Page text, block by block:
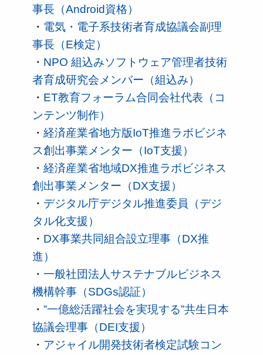
事長（Android資格）
・ 電気・電子系技術者育成協議会副理
事長（E検定）
・ NPO 組込みソフトウェア管理者技術
者育成研究会メンバー（組込み）
・ ET教育フォーラム合同会社代表（コ
ンテンツ制作）
・ 経済産業省地方版IoT推進ラボビジネ
ス創出事業メンター（IoT支援）
・ 経済産業省地域DX推進ラボビジネス
創出事業メンター（DX支援）
・ デジタル庁デジタル推進委員（デジ
タル化支援）
・ DX事業共同組合設立理事（DX推
進）
・ 一般社団法人サステナブルビジネス
機構幹事（SDGs認証）
・ ”一億総活躍社会を実現する”共生日本
協議会理事（DEI支援）
・ アジャイル開発技術者検定試験コン